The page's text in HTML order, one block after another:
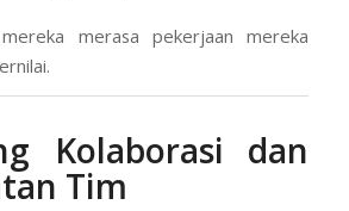
merasa pekerjaan mereka
Kolaborasi dan
Tim